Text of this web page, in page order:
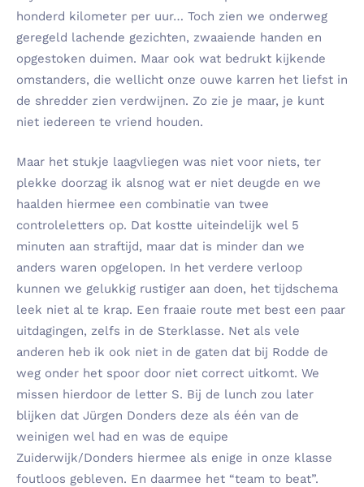
honderd kilometer per uur… Toch zien we onderweg
geregeld lachende gezichten, zwaaiende handen en
opgestoken duimen. Maar ook wat bedrukt kijkende
omstanders, die wellicht onze ouwe karren het liefst in
de shredder zien verdwijnen. Zo zie je maar, je kunt
niet iedereen te vriend houden.
Maar het stukje laagvliegen was niet voor niets, ter
plekke doorzag ik alsnog wat er niet deugde en we
haalden hiermee een combinatie van twee
controleletters op. Dat kostte uiteindelijk wel 5
minuten aan straftijd, maar dat is minder dan we
anders waren opgelopen. In het verdere verloop
kunnen we gelukkig rustiger aan doen, het tijdschema
leek niet al te krap. Een fraaie route met best een paar
uitdagingen, zelfs in de Sterklasse. Net als vele
anderen heb ik ook niet in de gaten dat bij Rodde de
weg onder het spoor door niet correct uitkomt. We
missen hierdoor de letter S. Bij de lunch zou later
blijken dat Jürgen Donders deze als één van de
weinigen wel had en was de equipe
Zuiderwijk/Donders hiermee als enige in onze klasse
foutloos gebleven. En daarmee het “team to beat”.